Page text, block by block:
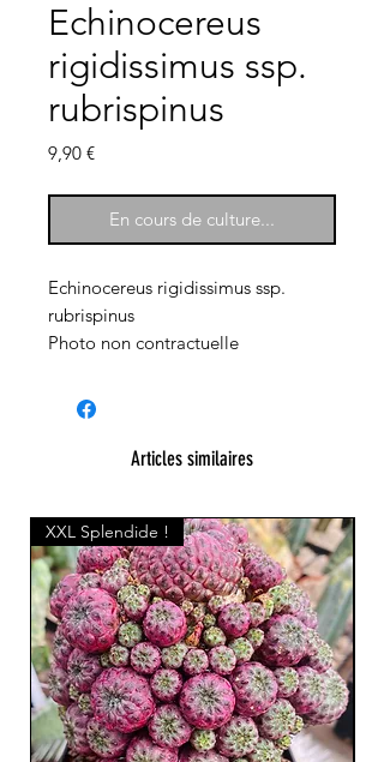
Echinocereus
rigidissimus ssp.
rubrispinus
9,90 €Prix
En cours de culture...
Echinocereus rigidissimus ssp.
rubrispinus
Photo non contractuelle
Articles similaires
XXL Splendide !